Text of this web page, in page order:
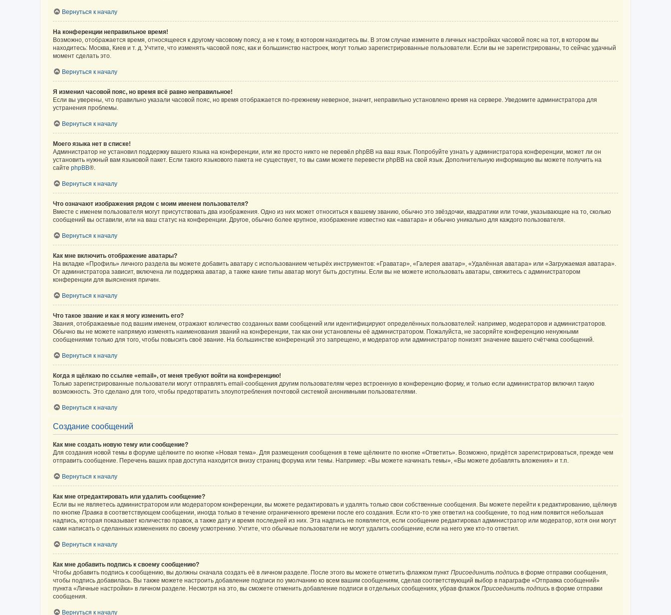
Вернуться к началу
На конференции неправильное время!
Возможно, отображается время, относящееся к другому часовому поясу, а не к тому, в котором находитесь вы. В этом случае измените в личных настройках часовой пояс на тот, в котором вы
находитесь: Москва, Киев и т. д. Учтите, что изменять часовой пояс, как и большинство настроек, могут только зарегистрированные пользователи. Если вы не зарегистрированы, то сейчас удачный
момент сделать это.
Вернуться к началу
Я изменил часовой пояс, но время всё равно неправильное!
Если вы уверены, что правильно указали часовой пояс, но время отображается по-прежнему неверное, значит, неправильно установлено время на сервере. Уведомите администратора для
устранения проблемы.
Вернуться к началу
Моего языка нет в списке!
Администратор не установил поддержку вашего языка на конференции, или же просто никто не перевёл phpBB на ваш язык. Попробуйте узнать у администратора конференции, может ли он
установить нужный вам языковой пакет. Если такого языкового пакета не существует, то вы сами можете перевести phpBB на свой язык. Дополнительную информацию вы можете получить на
сайте phpBB®.
Вернуться к началу
Что означают изображения рядом с моим именем пользователя?
Вместе с именем пользователя могут присутствовать два изображения. Одно из них может относиться к вашему званию, обычно это звёздочки, квадратики или точки, указывающие на то, сколько
сообщений вы оставили, или на ваш статус на конференции. Другое, обычно более крупное, изображение известно как «аватара» и обычно уникально для каждого пользователя.
Вернуться к началу
Как мне включить отображение аватары?
На вкладке «Профиль» личного раздела вы можете добавить аватару с использованием четырёх инструментов: «Граватар», «Галерея аватар», «Удалённая аватара» или «Загружаемая аватара».
От администратора зависит, включена ли поддержка аватар, а также какие типы аватар могут быть доступны. Если вы не можете использовать аватары, свяжитесь с администратором
конференции для выяснения причин.
Вернуться к началу
Что такое звание и как я могу изменить его?
Звания, отображаемые под вашим именем, отражают количество созданных вами сообщений или идентифицируют определённых пользователей: например, модераторов и администраторов.
Обычно вы не можете напрямую изменять наименования званий на конференции, так как они установлены её администратором. Пожалуйста, не засоряйте конференцию ненужными
сообщениями только для того, чтобы повысить своё звание. На большинстве конференций это запрещено, и модератор или администратор понизят значение вашего счётчика сообщений.
Вернуться к началу
Когда я щёлкаю по ссылке «email», от меня требуют войти на конференцию!
Только зарегистрированные пользователи могут отправлять email-сообщения другим пользователям через встроенную в конференцию форму, и только если администратор включил такую
возможность. Это сделано для того, чтобы предотвратить злоупотребления почтовой системой анонимными пользователями.
Вернуться к началу
Создание сообщений
Как мне создать новую тему или сообщение?
Для создания новой темы в форуме щёлкните по кнопке «Новая тема». Для размещения сообщения в теме щёлкните по кнопке «Ответить». Возможно, придётся зарегистрироваться, прежде чем
отправить сообщение. Перечень ваших прав доступа находится внизу страниц форума или темы. Например: «Вы можете начинать темы», «Вы можете добавлять вложения» и т.п.
Вернуться к началу
Как мне отредактировать или удалить сообщение?
Если вы не являетесь администратором или модератором конференции, вы можете редактировать и удалять только свои собственные сообщения. Вы можете перейти к редактированию, щёлкнув
по кнопке Правка в соответствующем сообщении, иногда только в течение ограниченного времени после его создания. Если кто-то уже ответил на сообщение, то под ним появится небольшая
надпись, которая показывает количество правок, а также дату и время последней из них. Эта надпись не появляется, если сообщение редактировал администратор или модератор, хотя они могут
сами написать о сделанных изменениях по своему усмотрению. Учтите, что обычные пользователи не могут удалить сообщение, если на него уже кто-то ответил.
Вернуться к началу
Как мне добавить подпись к своему сообщению?
Чтобы добавить подпись к сообщению, вы должны сначала создать её в личном разделе. После этого вы можете отметить флажком пункт Присоединить подпись в форме отправки сообщения,
чтобы подпись добавилась. Вы также можете настроить добавление подписи по умолчанию ко всем вашим сообщениям, сделав соответствующий выбор в параграфе «Отправка сообщений»
пункта «Личные настройки» в личном разделе. Несмотря на это, вы сможете отменить добавление подписи в отдельных сообщениях, убрав флажок Присоединить подпись в форме отправки
сообщения.
Вернуться к началу